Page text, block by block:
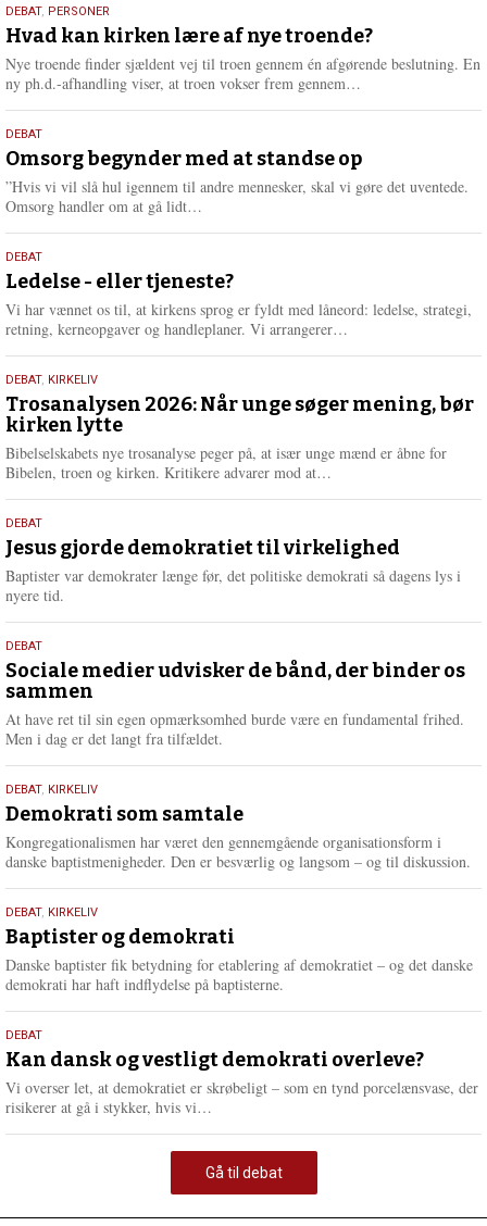
e
r
e
25.
juli
2026
DEBAT, PERSONER
Hvad kan kirken lære af nye troende?
Nye troende finder sjældent vej til troen gennem én afgørende beslutning. En
ny ph.d.-afhandling viser, at troen vokser frem gennem…
e
r
e
9.
juli
2026
DEBAT
Omsorg begynder med at standse op
”Hvis vi vil slå hul igennem til andre mennesker, skal vi gøre det uventede.
Omsorg handler om at gå lidt…
e
r
e
10.
juni
2026
DEBAT
Ledelse - eller tjeneste?
Vi har vænnet os til, at kirkens sprog er fyldt med låneord: ledelse, strategi,
retning, kerneopgaver og handleplaner. Vi arrangerer…
e
2.
juni
2026
DEBAT, KIRKELIV
Trosanalysen 2026: Når unge søger mening, bør
kirken lytte
Bibelselskabets nye trosanalyse peger på, at især unge mænd er åbne for
Bibelen, troen og kirken. Kritikere advarer mod at…
e
r
e
18.
maj
2026
DEBAT
Jesus gjorde demokratiet til virkelighed
Baptister var demokrater længe før, det politiske demokrati så dagens lys i
nyere tid.
18.
maj
2026
DEBAT
Sociale medier udvisker de bånd, der binder os
sammen
At have ret til sin egen opmærksomhed burde være en fundamental frihed.
Men i dag er det langt fra tilfældet.
18.
maj
2026
DEBAT, KIRKELIV
Demokrati som samtale
Kongregationalismen har været den gennemgående organisationsform i
danske baptistmenigheder. Den er besværlig og langsom – og til diskussion.
18.
maj
2026
DEBAT, KIRKELIV
Baptister og demokrati
Danske baptister fik betydning for etablering af demokratiet – og det danske
demokrati har haft indflydelse på baptisterne.
18.
maj
2026
DEBAT
Kan dansk og vestligt demokrati overleve?
Vi overser let, at demokratiet er skrøbeligt – som en tynd porcelænsvase, der
risikerer at gå i stykker, hvis vi…
m
e
Gå til debat